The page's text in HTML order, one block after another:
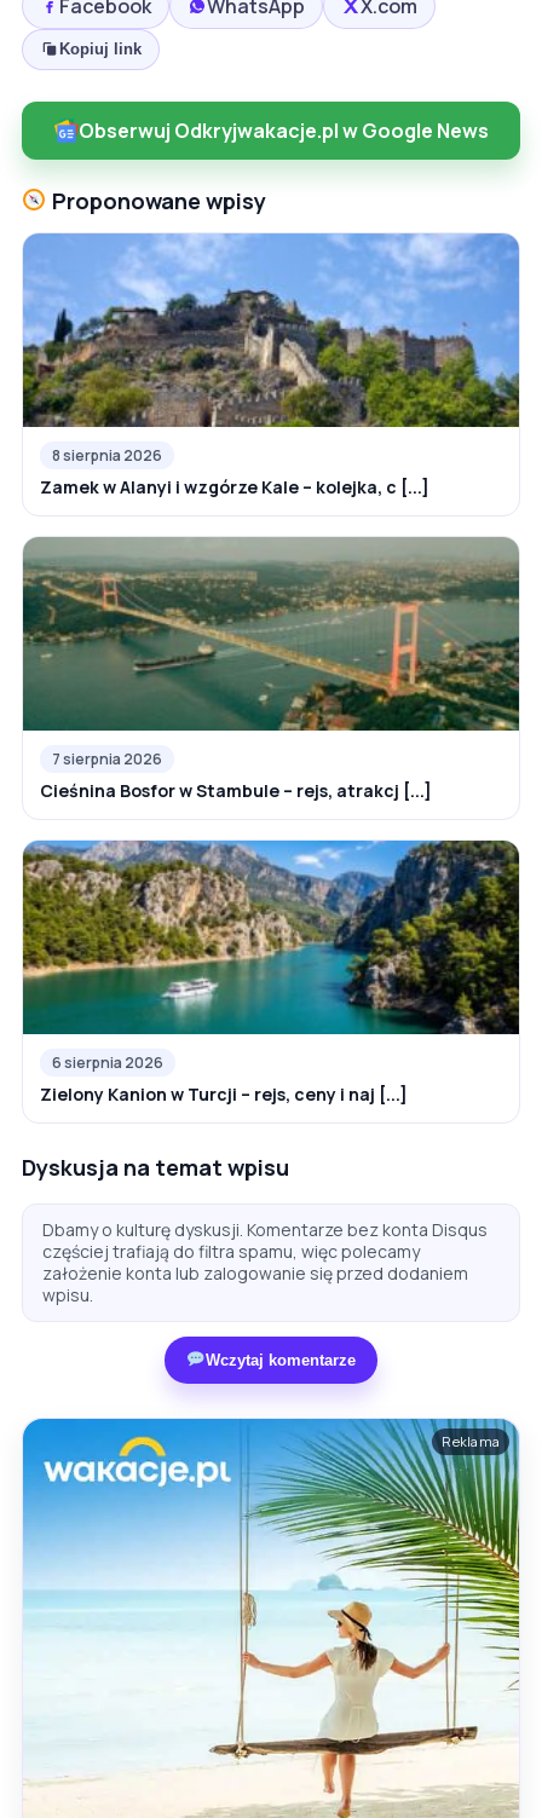
Facebook WhatsApp X.com
Kopiuj link
Obserwuj Odkryjwakacje.pl w Google News
Proponowane wpisy
8 sierpnia 2026
Zamek w Alanyi i wzgórze Kale – kolejka, c [...]
7 sierpnia 2026
Cieśnina Bosfor w Stambule – rejs, atrakcj [...]
6 sierpnia 2026
Zielony Kanion w Turcji – rejs, ceny i naj [...]
Dyskusja na temat wpisu
Dbamy o kulturę dyskusji. Komentarze bez konta Disqus
częściej trafiają do filtra spamu, więc polecamy
założenie konta lub zalogowanie się przed dodaniem
wpisu.
Wczytaj komentarze
Reklama